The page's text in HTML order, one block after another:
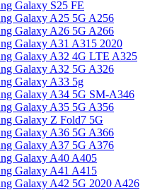
Galaxy S25 FE
Galaxy A25 5G A256
Galaxy A26 5G A266
Galaxy A31 A315 2020
Galaxy A32 4G LTE A325
Galaxy A32 5G A326
Galaxy A33 5g
Galaxy A34 5G SM-A346
Galaxy A35 5G A356
Galaxy Z Fold7 5G
Galaxy A36 5G A366
Galaxy A37 5G A376
Galaxy A40 A405
Galaxy A41 A415
Galaxy A42 5G 2020 A426